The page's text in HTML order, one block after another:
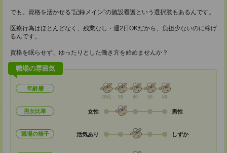
でも、資格を活かせる“記録メイン”の施設看護という選択肢もあるんです。
医療行為はほとんどなく、残業なし・週2日OKだから、負担少ないのに稼げ
るんです。
資格を眠らせず、ゆったりとした働き方を始めませんか？
職場の雰囲気
年齢層
20代 30 40 50 60
男女比率 女性 男性
職場の様子 活気あり しずか